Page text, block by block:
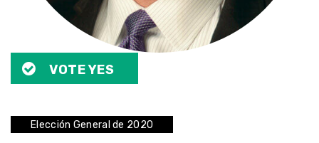
VOTE YES
Elección General de 2020